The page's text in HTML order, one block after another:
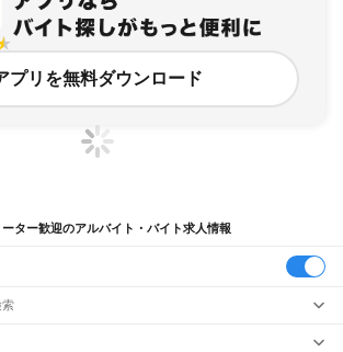
プリを無料ダウンロード
ター歓迎のアルバイト・バイト求人情報
索